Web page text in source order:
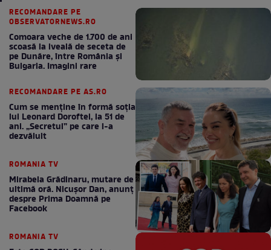
SHOWBIZ INTERN• ieri la 23:46
Răzvan Kovacs de la Insula
important! Are legătura cu
iubita lui: "A spus da!"
STIRI INTERNE
Declarația exclusivă a unei
locatare din blocul din Sectorul
4, în care s-a produs explozia.
Vecinii au sunat la 112
VEZI MAI MULT
RECOMANDĂRI
OBSERVATORNEWS.RO
Comoara veche de 1.700 de ani
scoasă la iveală de seceta de
pe Dunăre, între România şi
Bulgaria. Imagini rare
RECOMANDARE PE AS.RO